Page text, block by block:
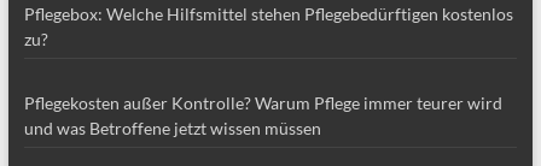
Pflegebox: Welche Hilfsmittel stehen Pflegebedürftigen kostenlos
zu?
Pflegekosten außer Kontrolle? Warum Pflege immer teurer wird
und was Betroffene jetzt wissen müssen